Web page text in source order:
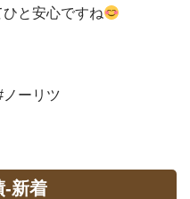
と安心ですね
ーリツ
-新着